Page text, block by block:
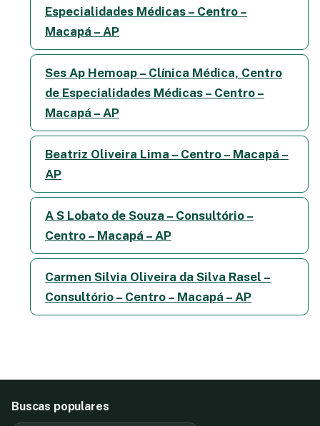
Especialidades Médicas – Centro –
Macapá – AP
Ses Ap Hemoap – Clínica Médica, Centro
de Especialidades Médicas – Centro –
Macapá – AP
Beatriz Oliveira Lima – Centro – Macapá –
AP
A S Lobato de Souza – Consultório –
Centro – Macapá – AP
Carmen Silvia Oliveira da Silva Rasel –
Consultório – Centro – Macapá – AP
Buscas populares